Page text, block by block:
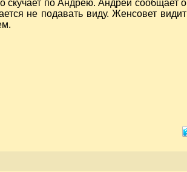
скучает по Андрею. Андрей сообщает о
не подавать виду. Женсовет видит